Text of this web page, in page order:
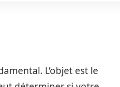
L’objet est le